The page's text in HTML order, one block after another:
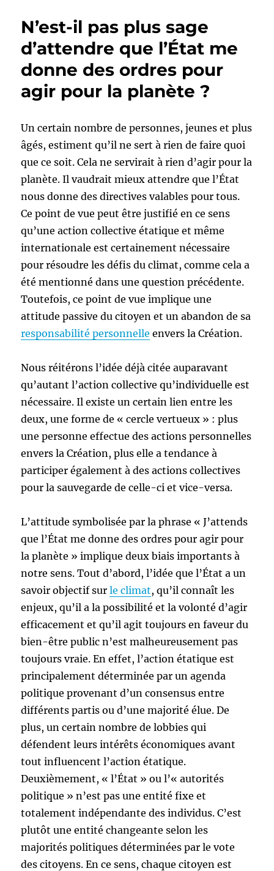
N’est-il pas plus sage
d’attendre que l’État me
donne des ordres pour
agir pour la planète ?
Un certain nombre de personnes, jeunes et plus
âgés, estiment qu’il ne sert à rien de faire quoi
que ce soit. Cela ne servirait à rien d’agir pour la
planète. Il vaudrait mieux attendre que l’État
nous donne des directives valables pour tous.
Ce point de vue peut être justifié en ce sens
qu’une action collective étatique et même
internationale est certainement nécessaire
pour résoudre les défis du climat, comme cela a
été mentionné dans une question précédente.
Toutefois, ce point de vue implique une
attitude passive du citoyen et un abandon de sa
responsabilité personnelle envers la Création.
Nous réitérons l’idée déjà citée auparavant
qu’autant l’action collective qu’individuelle est
nécessaire. Il existe un certain lien entre les
deux, une forme de « cercle vertueux » : plus
une personne effectue des actions personnelles
envers la Création, plus elle a tendance à
participer également à des actions collectives
pour la sauvegarde de celle-ci et vice-versa.
L’attitude symbolisée par la phrase « J’attends
que l’État me donne des ordres pour agir pour
la planète » implique deux biais importants à
notre sens. Tout d’abord, l’idée que l’État a un
savoir objectif surle climat, qu’il connaît les
enjeux, qu’il a la possibilité et la volonté d’agir
efficacement et qu’il agit toujours en faveur du
bien-être public n’est malheureusement pas
toujours vraie. En effet, l’action étatique est
principalement déterminée par un agenda
politique provenant d’un consensus entre
différents partis ou d’une majorité élue. De
plus, un certain nombre de lobbies qui
défendent leurs intérêts économiques avant
tout influencent l’action étatique.
Deuxièmement, « l’État » ou l’« autorités
politique » n’est pas une entité fixe et
totalement indépendante des individus. C’est
plutôt une entité changeante selon les
majorités politiques déterminées par le vote
des citoyens. En ce sens, chaque citoyen est